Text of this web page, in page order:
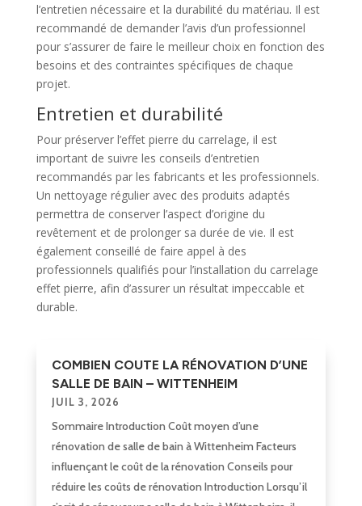
l’entretien nécessaire et la durabilité du matériau. Il est
recommandé de demander l’avis d’un professionnel
pour s’assurer de faire le meilleur choix en fonction des
besoins et des contraintes spécifiques de chaque
projet.
Entretien et durabilité
Pour préserver l’effet pierre du carrelage, il est
important de suivre les conseils d’entretien
recommandés par les fabricants et les professionnels.
Un nettoyage régulier avec des produits adaptés
permettra de conserver l’aspect d’origine du
revêtement et de prolonger sa durée de vie. Il est
également conseillé de faire appel à des
professionnels qualifiés pour l’installation du carrelage
effet pierre, afin d’assurer un résultat impeccable et
durable.
COMBIEN COUTE LA RÉNOVATION D’UNE
SALLE DE BAIN – WITTENHEIM
JUIL 3, 2026
Sommaire Introduction Coût moyen d’une
rénovation de salle de bain à Wittenheim Facteurs
influençant le coût de la rénovation Conseils pour
réduire les coûts de rénovation Introduction Lorsqu’il